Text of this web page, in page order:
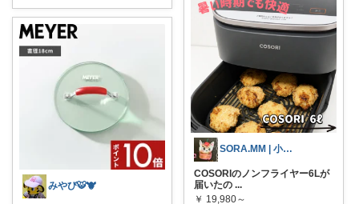
みやび🐯🐮
SORA.MM | 小学生姉妹ママ👭
COSORIのノンフライヤー6Lが
届いたの ...
￥ 19,980～